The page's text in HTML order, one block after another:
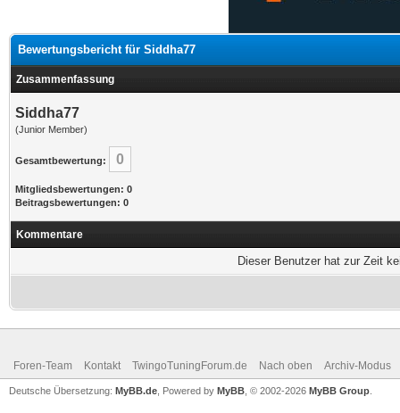
Bewertungsbericht für Siddha77
Zusammenfassung
Siddha77
(Junior Member)
Gesamtbewertung: 0
Mitgliedsbewertungen: 0
Beitragsbewertungen: 0
Kommentare
Dieser Benutzer hat zur Zeit
Foren-Team Kontakt TwingoTuningForum.de Nach oben Archiv-Modus
Deutsche Übersetzung: MyBB.de , Powered by MyBB , © 2002-2026 MyBB Group